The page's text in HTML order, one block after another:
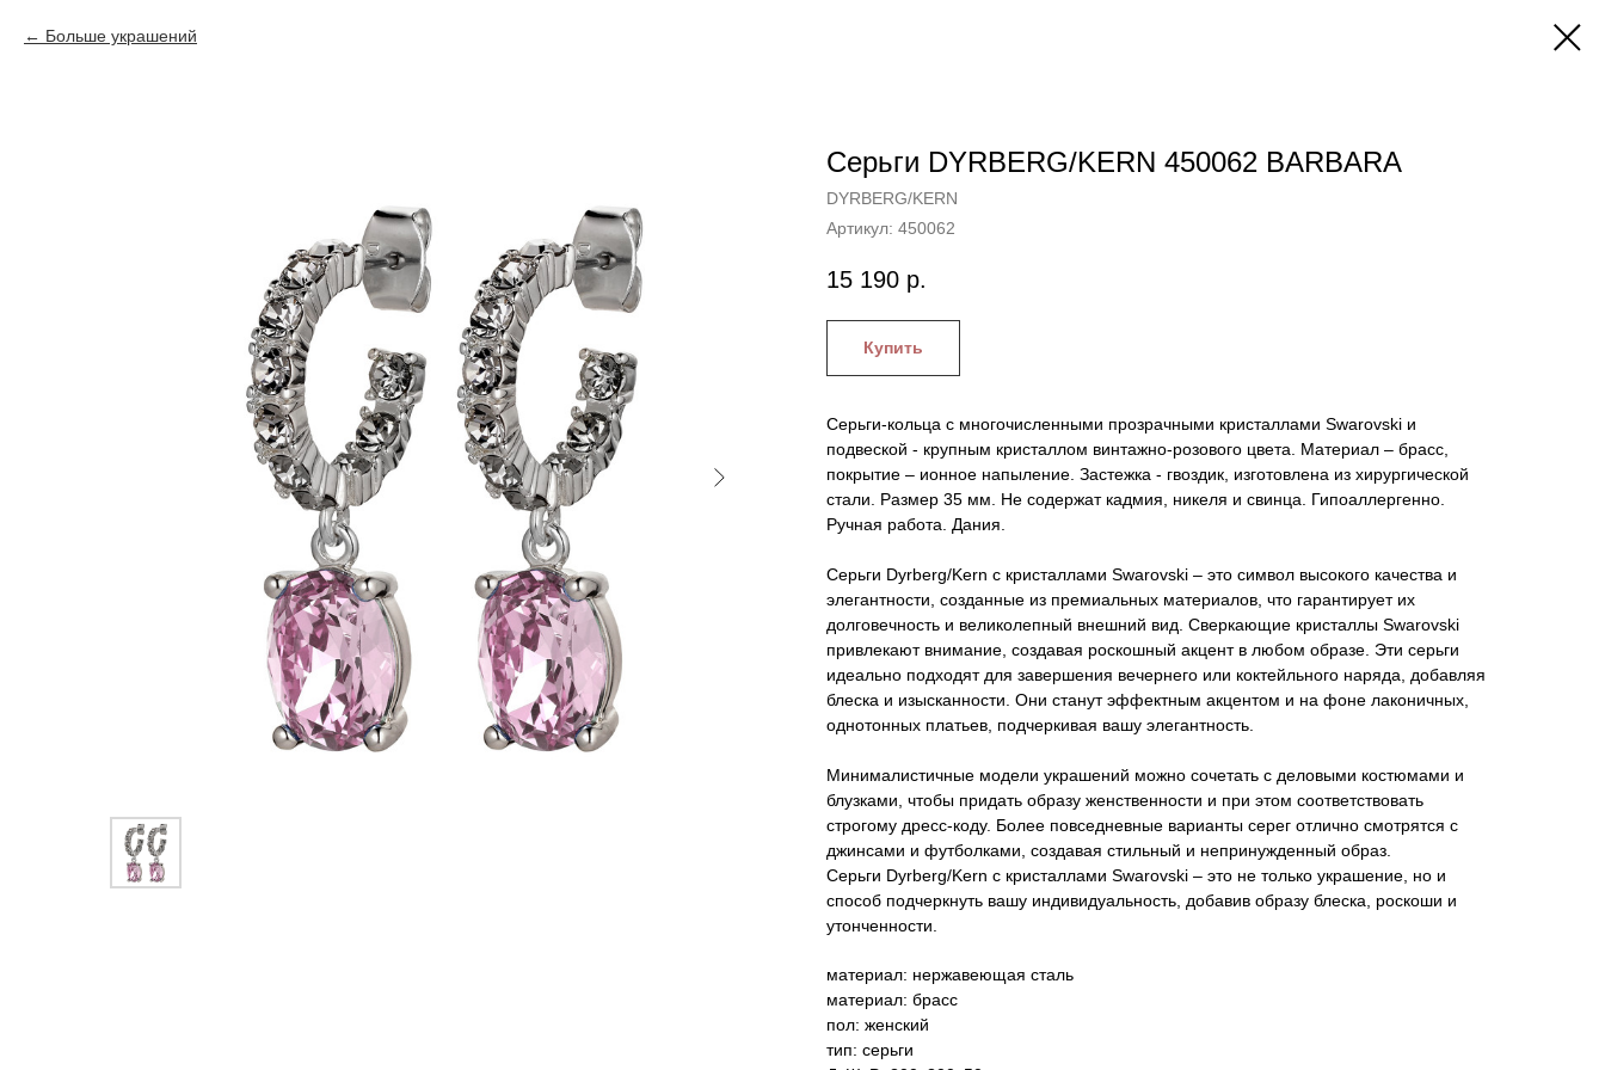
Больше украшений
Серьги DYRBERG/KERN 450062 BARBARA
DYRBERG/KERN
Артикул: 450062
15 190 р.
Купить
Серьги-кольца с многочисленными прозрачными кристаллами Swarovski и
подвеской - крупным кристаллом винтажно-розового цвета. Материал – брасс,
покрытие – ионное напыление. Застежка - гвоздик, изготовлена из хирургической
стали. Размер 35 мм. Не содержат кадмия, никеля и свинца. Гипоаллергенно.
Ручная работа. Дания.
Серьги Dyrberg/Kern с кристаллами Swarovski – это символ высокого качества и
элегантности, созданные из премиальных материалов, что гарантирует их
долговечность и великолепный внешний вид. Сверкающие кристаллы Swarovski
привлекают внимание, создавая роскошный акцент в любом образе. Эти серьги
идеально подходят для завершения вечернего или коктейльного наряда, добавляя
блеска и изысканности. Они станут эффектным акцентом и на фоне лаконичных,
однотонных платьев, подчеркивая вашу элегантность.
Минималистичные модели украшений можно сочетать с деловыми костюмами и
блузками, чтобы придать образу женственности и при этом соответствовать
строгому дресс-коду. Более повседневные варианты серег отлично смотрятся с
джинсами и футболками, создавая стильный и непринужденный образ.
Серьги Dyrberg/Kern с кристаллами Swarovski – это не только украшение, но и
способ подчеркнуть вашу индивидуальность, добавив образу блеска, роскоши и
утонченности.
материал: нержавеющая сталь
материал: брасс
пол: женский
тип: серьги